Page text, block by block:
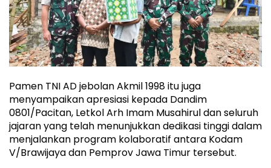
Pamen TNI AD jebolan Akmil 1998 itu juga
menyampaikan apresiasi kepada Dandim
0801/Pacitan, Letkol Arh Imam Musahirul dan seluruh
jajaran yang telah menunjukkan dedikasi tinggi dalam
menjalankan program kolaboratif antara Kodam
V/Brawijaya dan Pemprov Jawa Timur tersebut.